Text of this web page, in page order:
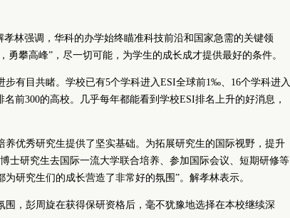
孝林强调，华科的办学始终瞄准科技前沿和国家急需的关键领
勇攀高峰”，尽一切可能，为学生的成长成才提供最好的条件。
步有目共睹。学校已有5个学科进入ESI全球前1‰、16个学科进入
前300的高校。几乎每年都能看到学校ESI排名上升的好消息，
养优秀研究生提供了坚实基础。为拓展研究生的国际视野，提升
士研究生去国际一流大学联合培养、参加国际会议、短期研修等
研究生们的成长营造了非常好的氛围”。解孝林表示。
围，彭周旋在获得保研资格后，毫不犹豫地选择在本校继续深